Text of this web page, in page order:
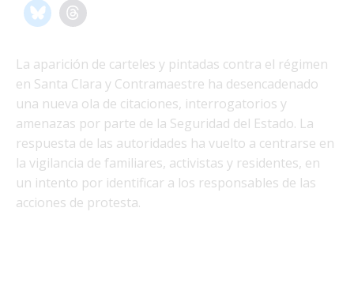
La aparición de carteles y pintadas contra el régimen
en Santa Clara y Contramaestre ha desencadenado
una nueva ola de citaciones, interrogatorios y
amenazas por parte de la Seguridad del Estado. La
respuesta de las autoridades ha vuelto a centrarse en
la vigilancia de familiares, activistas y residentes, en
un intento por identificar a los responsables de las
acciones de protesta.